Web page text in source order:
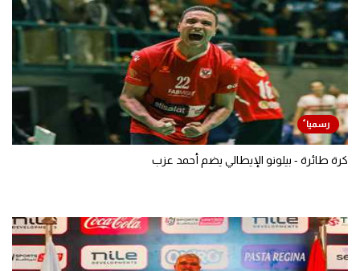
كرة طائرة - بيلونو الإيطالي يضم أحمد عزب